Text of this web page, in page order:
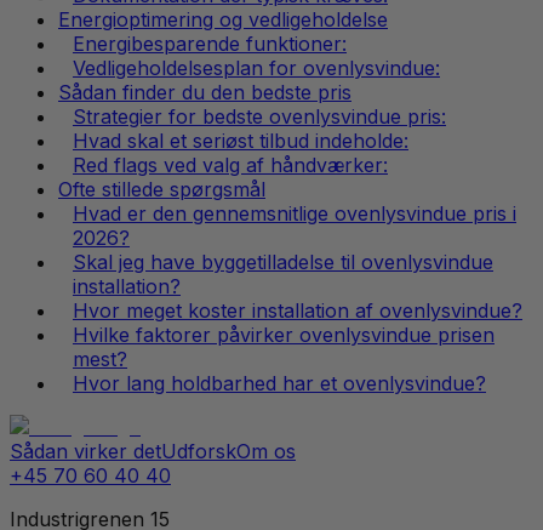
Energioptimering og vedligeholdelse
Energibesparende funktioner:
Vedligeholdelsesplan for ovenlysvindue:
Sådan finder du den bedste pris
Strategier for bedste ovenlysvindue pris:
Hvad skal et seriøst tilbud indeholde:
Red flags ved valg af håndværker:
Ofte stillede spørgsmål
Hvad er den gennemsnitlige ovenlysvindue pris i
2026?
Skal jeg have byggetilladelse til ovenlysvindue
installation?
Hvor meget koster installation af ovenlysvindue?
Hvilke faktorer påvirker ovenlysvindue prisen
mest?
Hvor lang holdbarhed har et ovenlysvindue?
Sådan virker detUdforskOm os
+45 70 60 40 40
Industrigrenen 15